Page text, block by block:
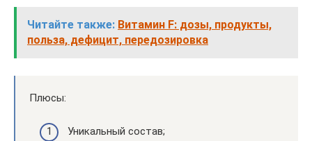
Читайте также: Витамин F: дозы, продукты,
польза, дефицит, передозировка
Плюсы:
Уникальный состав;